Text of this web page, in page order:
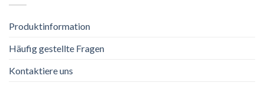
Produktinformation
Häufig gestellte Fragen
Kontaktiere uns